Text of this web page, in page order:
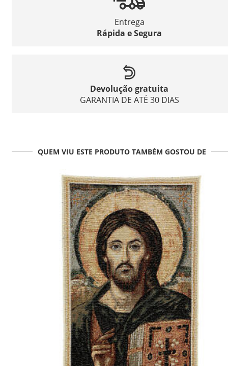
Entrega
Rápida e Segura
Devolução gratuita
GARANTIA DE ATÉ 30 DIAS
QUEM VIU ESTE PRODUTO TAMBÉM GOSTOU DE